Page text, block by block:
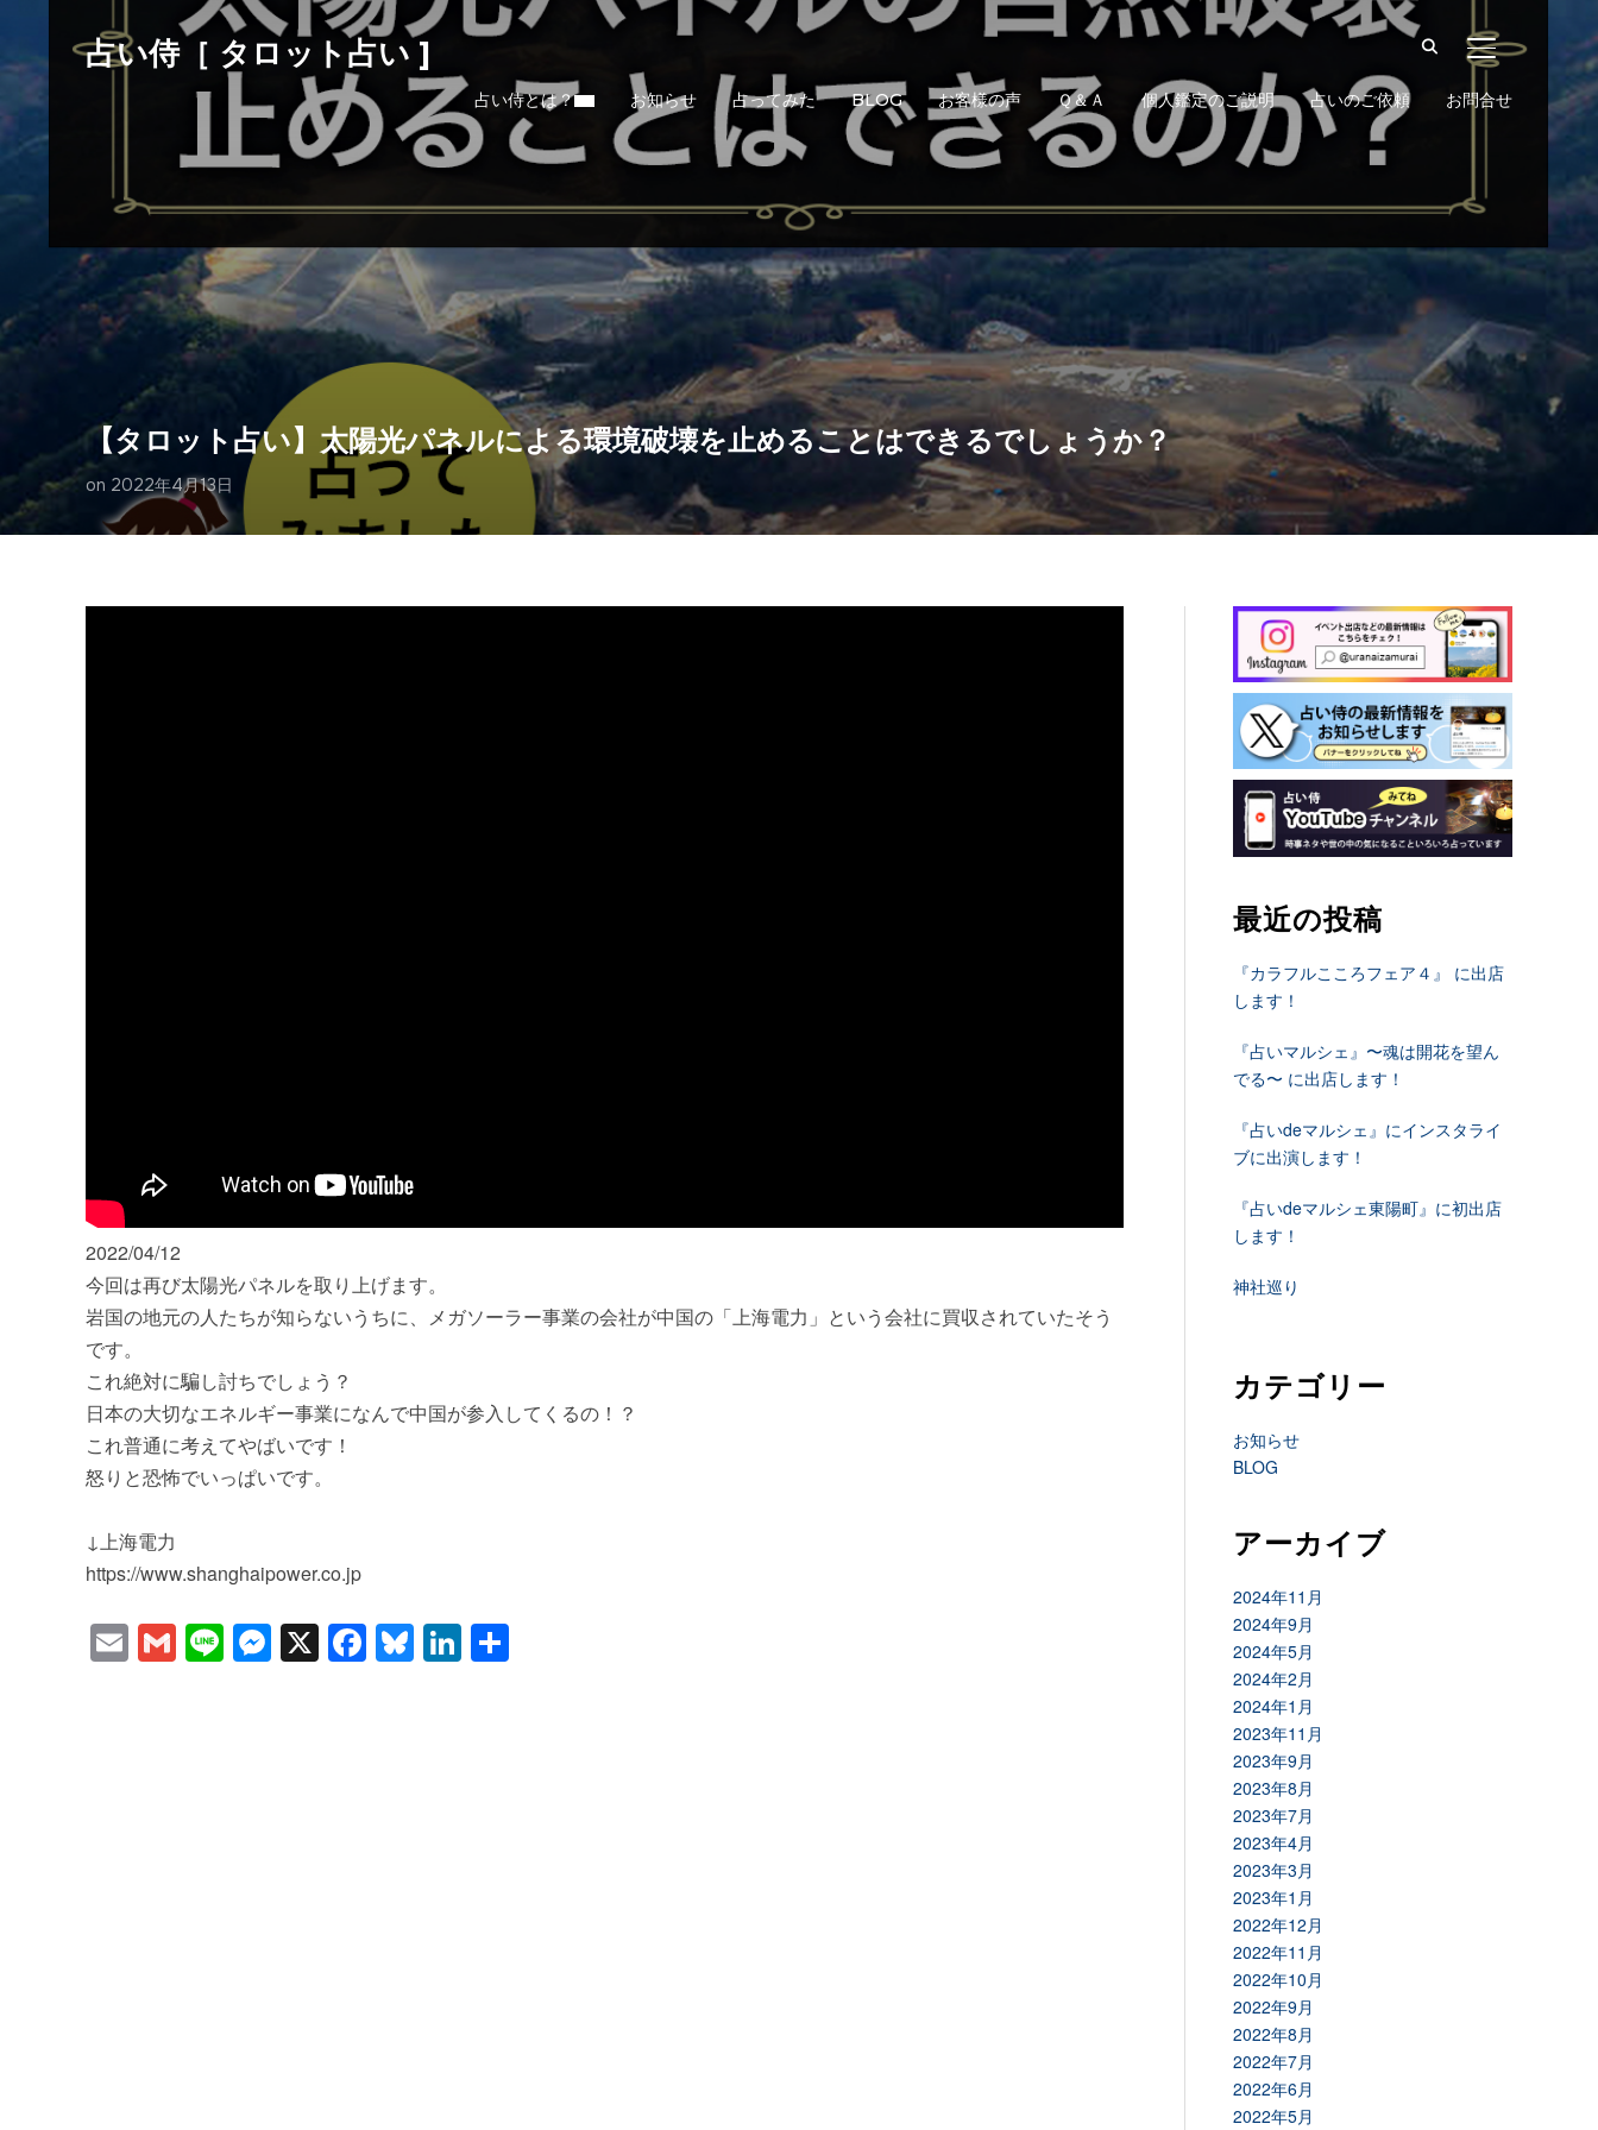
占い侍［ タロット占い ] サイドバーと
占い侍とは？ お知らせ 占ってみた BLOG お客様の声 Ｑ＆Ａ 個人鑑定のご説明 占いのご依頼 お問合せ
【タロット占い】太陽光パネルによる環境破壊を止めることはできるでしょうか？
on 2022年4月13日
2022/04/12
今回は再び太陽光パネルを取り上げます。
岩国の地元の人たちが知らないうちに、メガソーラー事業の会社が中国の「上海電力」という会社に買収されていたそう
です。
これ絶対に騙し討ちでしょう？
日本の大切なエネルギー事業になんで中国が参入してくるの！？
これ普通に考えてやばいです！
怒りと恐怖でいっぱいです。
↓上海電力
https://www.shanghaipower.co.jp
EmailGmail
LineMessenger
X Facebook
BlueskyLinkedIn
最近の投稿
『カラフルこころフェア４』 に出店
します！
『占いマルシェ』〜魂は開花を望ん
でる〜 に出店します！
『占いdeマルシェ』にインスタライ
ブに出演します！
『占いdeマルシェ東陽町』に初出店
します！
神社巡り
カテゴリー
お知らせ
BLOG
アーカイブ
2024年11月
2024年9月
2024年5月
2024年2月
2024年1月
2023年11月
2023年9月
2023年8月
2023年7月
2023年4月
2023年3月
2023年1月
2022年12月
2022年11月
2022年10月
2022年9月
2022年8月
2022年7月
2022年6月
2022年5月